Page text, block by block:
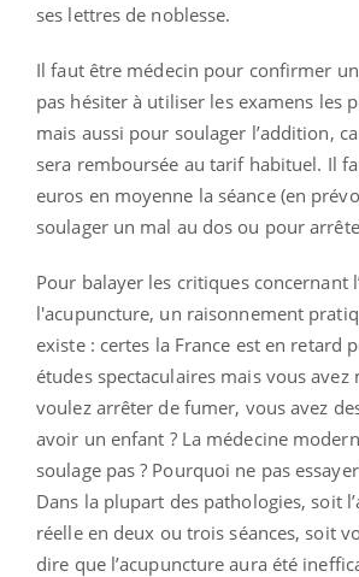
ses lettres de noblesse.
Il faut être médecin pour confirmer
pas hésiter à utiliser les examens les
mais aussi pour soulager l’addition,
sera remboursée au tarif habituel. Il
euros en moyenne la séance (en
soulager un mal au dos ou pour
Pour balayer les critiques concernant
l'acupuncture, un raisonnement
existe : certes la France est en retard
études spectaculaires mais vous avez
voulez arrêter de fumer, vous avez
avoir un enfant ? La médecine
soulage pas ? Pourquoi ne pas
Dans la plupart des pathologies, soit
réelle en deux ou trois séances, soit
dire que l’acupuncture aura été